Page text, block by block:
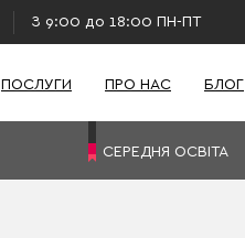
З 9:00 до 18:00 ПН-ПТ
ПОСЛУГИ ПРО НАС БЛОГ
СЕРЕДНЯ ОСВІТА